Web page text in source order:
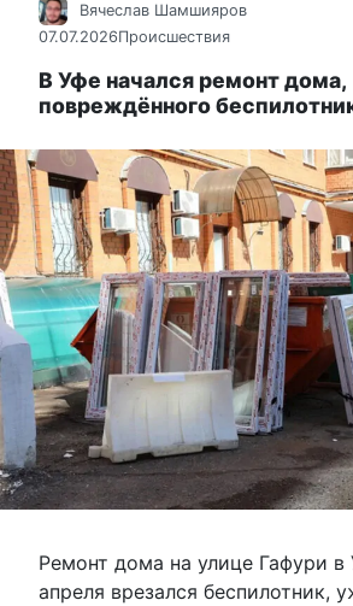
Вячеслав Шамшияров
07.07.2026Происшествия
В Уфе начался ремонт дома,
повреждённого
Ремонт дома на улице Гафури в
апреля врезался беспилотник,